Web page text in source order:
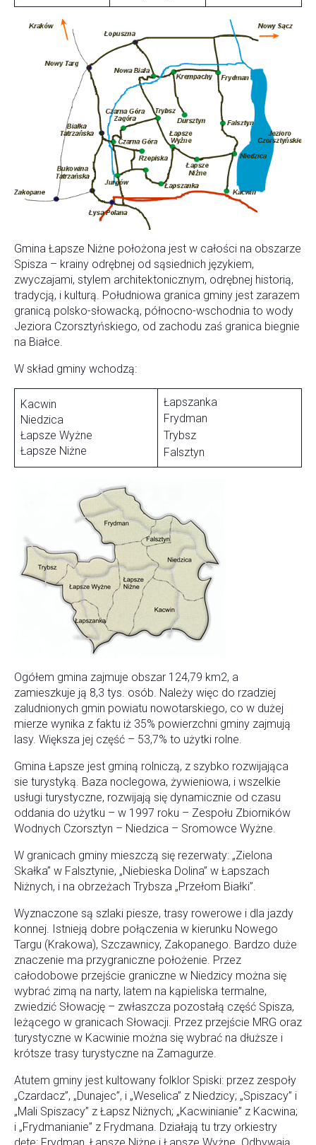
Gmina Łapsze Niżne położona jest w całości na obszarze
Spisza – krainy odrębnej od sąsiednich językiem,
zwyczajami, stylem architektonicznym, odrębnej historią,
tradycją, i kulturą. Południowa granica gminy jest zarazem
granicą polsko-słowacką, północno-wschodnia to wody
Jeziora Czorsztyńskiego, od zachodu zaś granica biegnie
na Białce.
W skład gminy wchodzą:
Kacwin
Niedzica
Łapsze Wyżne
Łapsze Niżne
Łapszanka
Frydman
Trybsz
Falsztyn
Ogółem gmina zajmuje obszar 124,79 km2, a
zamieszkuje ją 8,3 tys. osób. Należy więc do rzadziej
zaludnionych gmin powiatu nowotarskiego, co w dużej
mierze wynika z faktu iż 35% powierzchni gminy zajmują
lasy. Większa jej część – 53,7% to użytki rolne.
Gmina Łapsze jest gminą rolniczą, z szybko rozwijająca
sie turystyką. Baza noclegowa, żywieniowa, i wszelkie
usługi turystyczne, rozwijają się dynamicznie od czasu
oddania do użytku – w 1997 roku – Zespołu Zbiorników
Wodnych Czorsztyn – Niedzica – Sromowce Wyżne.
W granicach gminy mieszczą się rezerwaty: „Zielona
Skałka” w Falsztynie, „Niebieska Dolina” w Łapszach
Niżnych, i na obrzeżach Trybsza „Przełom Białki”.
Wyznaczone są szlaki piesze, trasy rowerowe i dla jazdy
konnej. Istnieją dobre połączenia w kierunku Nowego
Targu (Krakowa), Szczawnicy, Zakopanego. Bardzo duże
znaczenie ma przygraniczne położenie. Przez
całodobowe przejście graniczne w Niedzicy można się
wybrać zimą na narty, latem na kąpieliska termalne,
zwiedzić Słowację – zwłaszcza pozostałą część Spisza,
leżącego w granicach Słowacji. Przez przejście MRG oraz
turystyczne w Kacwinie można się wybrać na dłuższe i
krótsze trasy turystyczne na Zamagurze.
Atutem gminy jest kultowany folklor Spiski: przez zespoły
„Czardacz”, „Dunajec”, i „Weselica” z Niedzicy; „Spiszacy” i
„Mali Spiszacy” z Łapsz Niżnych; „Kacwinianie” z Kacwina;
i „Frydmanianie” z Frydmana. Działają tu trzy orkiestry